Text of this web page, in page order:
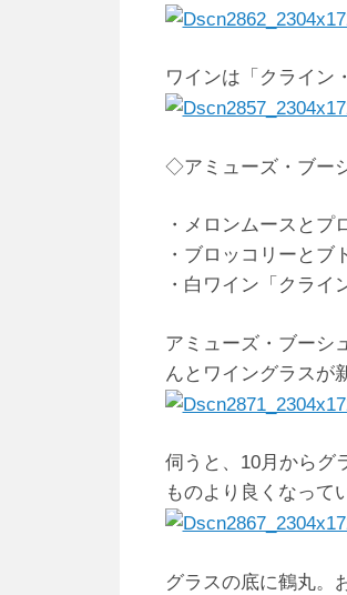
ワインは「クライン
◇アミューズ・ブー
・メロンムースとプ
・ブロッコリーと
・白ワイン「クライ
アミューズ・ブーシ
んとワイングラスが
伺うと、10月からグ
ものより良くなって
グラスの底に鶴丸。